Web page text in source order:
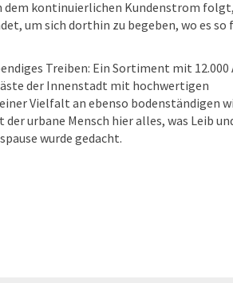
dem kontinuierlichen Kundenstrom
um sich dorthin zu begeben, wo es so
Treiben: Ein Sortiment mit
der Innenstadt mit hochwertigen
Vielfalt an ebenso bodenständigen
urbane Mensch hier alles, was Leib
wurde gedacht.